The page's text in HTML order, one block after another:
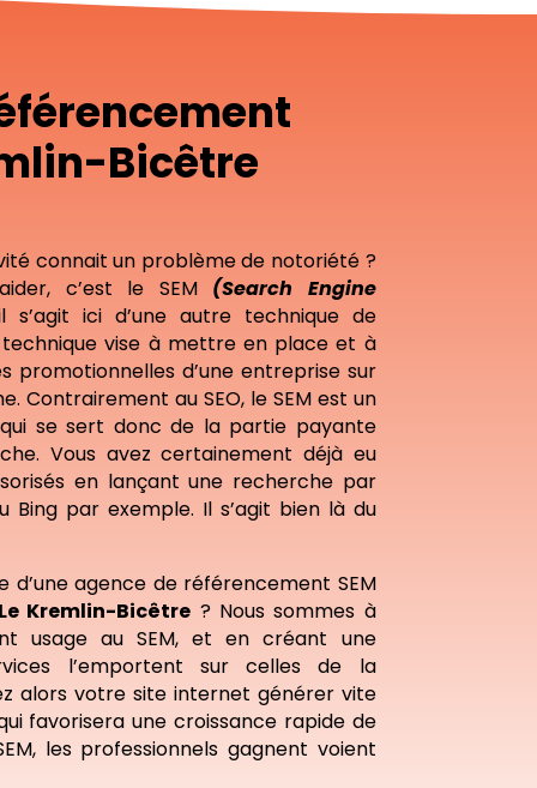
Bicêtre
connait un problème de notoriété ?
c’est le SEM (Search Engine
ici d’une autre technique de
vise à mettre en place et à
promotionnelles d’une entreprise sur
Contrairement au SEO, le SEM est un
se sert donc de la partie payante
Vous avez certainement déjà eu
en lançant une recherche par
Bing par exemple. Il s’agit bien là du
d’une agence de référencement SEM
Le Kremlin-Bicêtre ? Nous sommes à
usage au SEM, et en créant une
l’emportent sur celles de la
alors votre site internet générer vite
favorisera une croissance rapide de
les professionnels gagnent voient